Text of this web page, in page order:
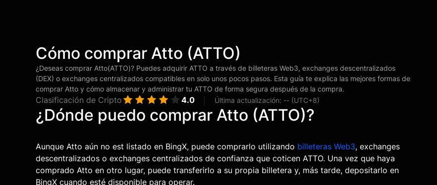
Cómo comprar Atto (ATTO)
¿Deseas comprar Atto(ATTO)? Puedes adquirir ATTO a través de billeteras Web3, exchanges descentralizados
(DEX) o exchanges centralizados compatibles en solo unos pocos pasos. Esta guía te explica las mejores formas de
comprar Atto y cómo almacenar y administrar tu ATTO de forma segura después de la compra.
Clasificación de Cripto 4.0 Última actualización: -- (UTC+8)
¿Dónde puedo comprar Atto (ATTO)?
Aunque Atto aún no est listado en BingX, puede comprarlo utilizando billeteras Web3, exchanges
descentralizados o exchanges centralizados de confianza que coticen ATTO. Una vez que haya
comprado Atto en otro lugar, puede transferirlo a su propia billetera y, más tarde, depositarlo en
BingX cuando esté disponible para operar.